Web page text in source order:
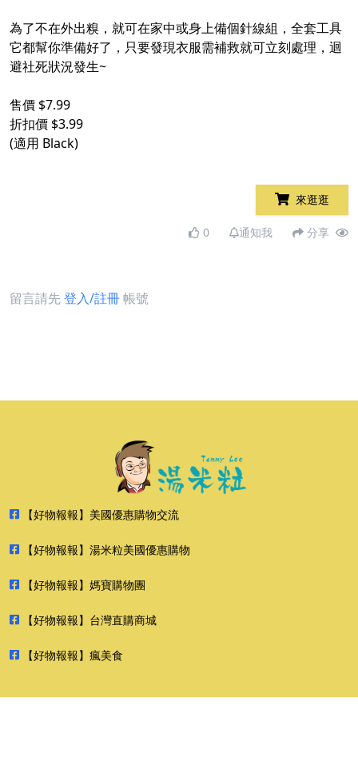
為了不在外出糗，就可在家中或身上備個針線組，全套工具
它都幫你準備好了，只要發現衣服需補救就可立刻處理，迴
避社死狀況發生~
售價 $7.99
折扣價 $3.99
(適用 Black)
來逛逛
0 通知我 分享
留言請先登入/註冊帳號
【好物報報】美國優惠購物交流
【好物報報】湯米粒美國優惠購物
【好物報報】媽寶購物團
【好物報報】台灣直購商城
【好物報報】瘋美食